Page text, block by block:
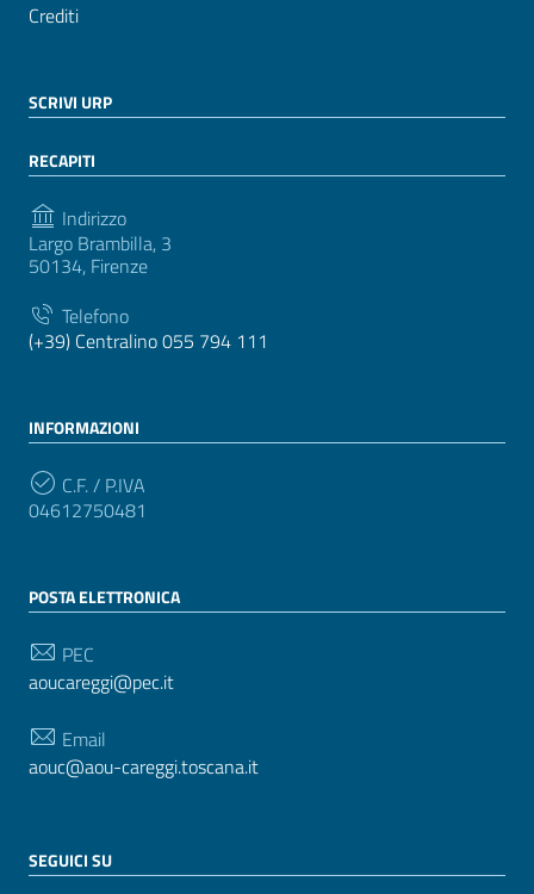
Crediti
SCRIVI URP
RECAPITI
Indirizzo
Largo Brambilla, 3
50134, Firenze
Telefono
(+39) Centralino 055 794 111
INFORMAZIONI
C.F. / P.IVA
04612750481
POSTA ELETTRONICA
PEC
aoucareggi@pec.it
Email
aouc@aou-careggi.toscana.it
SEGUICI SU